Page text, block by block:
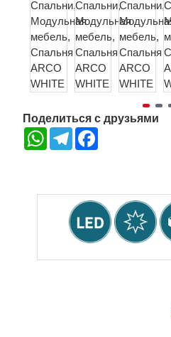
Поделиться с друзьями
WhatsAppTelegram